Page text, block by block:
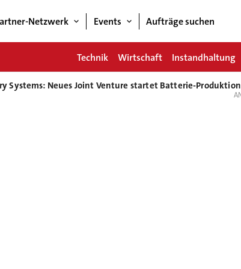
Netzwerk Events Aufträge suchen
Technik Wirtschaft Instandhaltung
Systems: Neues Joint Venture startet Batterie-Produktion